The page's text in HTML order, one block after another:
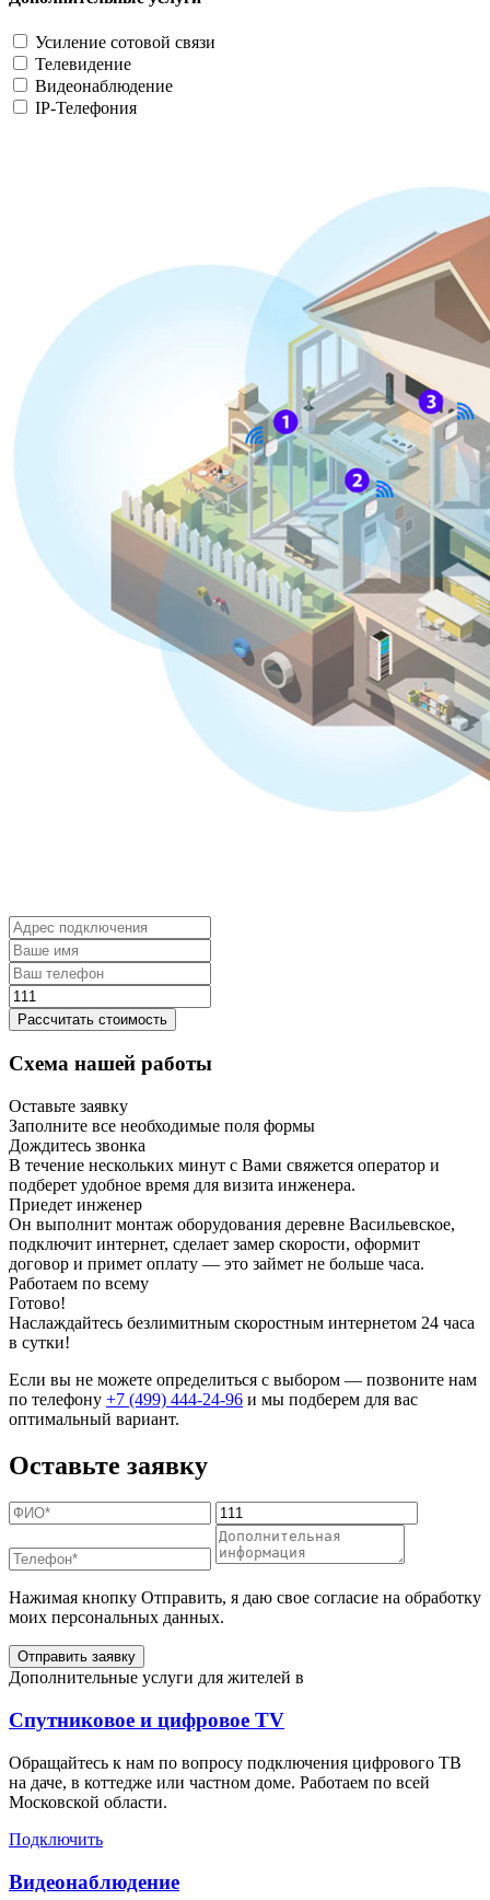
Усиление сотовой связи
Телевидение
Видеонаблюдение
IP-Телефония
Рассчитать стоимость
Схема нашей работы
Оставьте заявку
Заполните все необходимые поля формы
Дождитесь звонка
В течение нескольких минут с Вами свяжется оператор и
подберет удобное время для визита инженера.
Приедет инженер
Он выполнит монтаж оборудования деревне Васильевское,
подключит интернет, сделает замер скорости, оформит
договор и примет оплату — это займет не больше часа.
Работаем по всему
Готово!
Наслаждайтесь безлимитным скоростным интернетом 24 часа
в сутки!
Если вы не можете определиться с выбором — позвоните нам
по телефону +7 (499) 444-24-96 и мы подберем для вас
оптимальный вариант.
Оставьте заявку
Нажимая кнопку Отправить, я даю свое согласие на обработку
моих персональных данных.
Отправить заявку
Дополнительные услуги для жителей в
Спутниковое и цифровое TV
Обращайтесь к нам по вопросу подключения цифрового ТВ
на даче, в коттедже или частном доме. Работаем по всей
Московской области.
Подключить
Видеонаблюдение